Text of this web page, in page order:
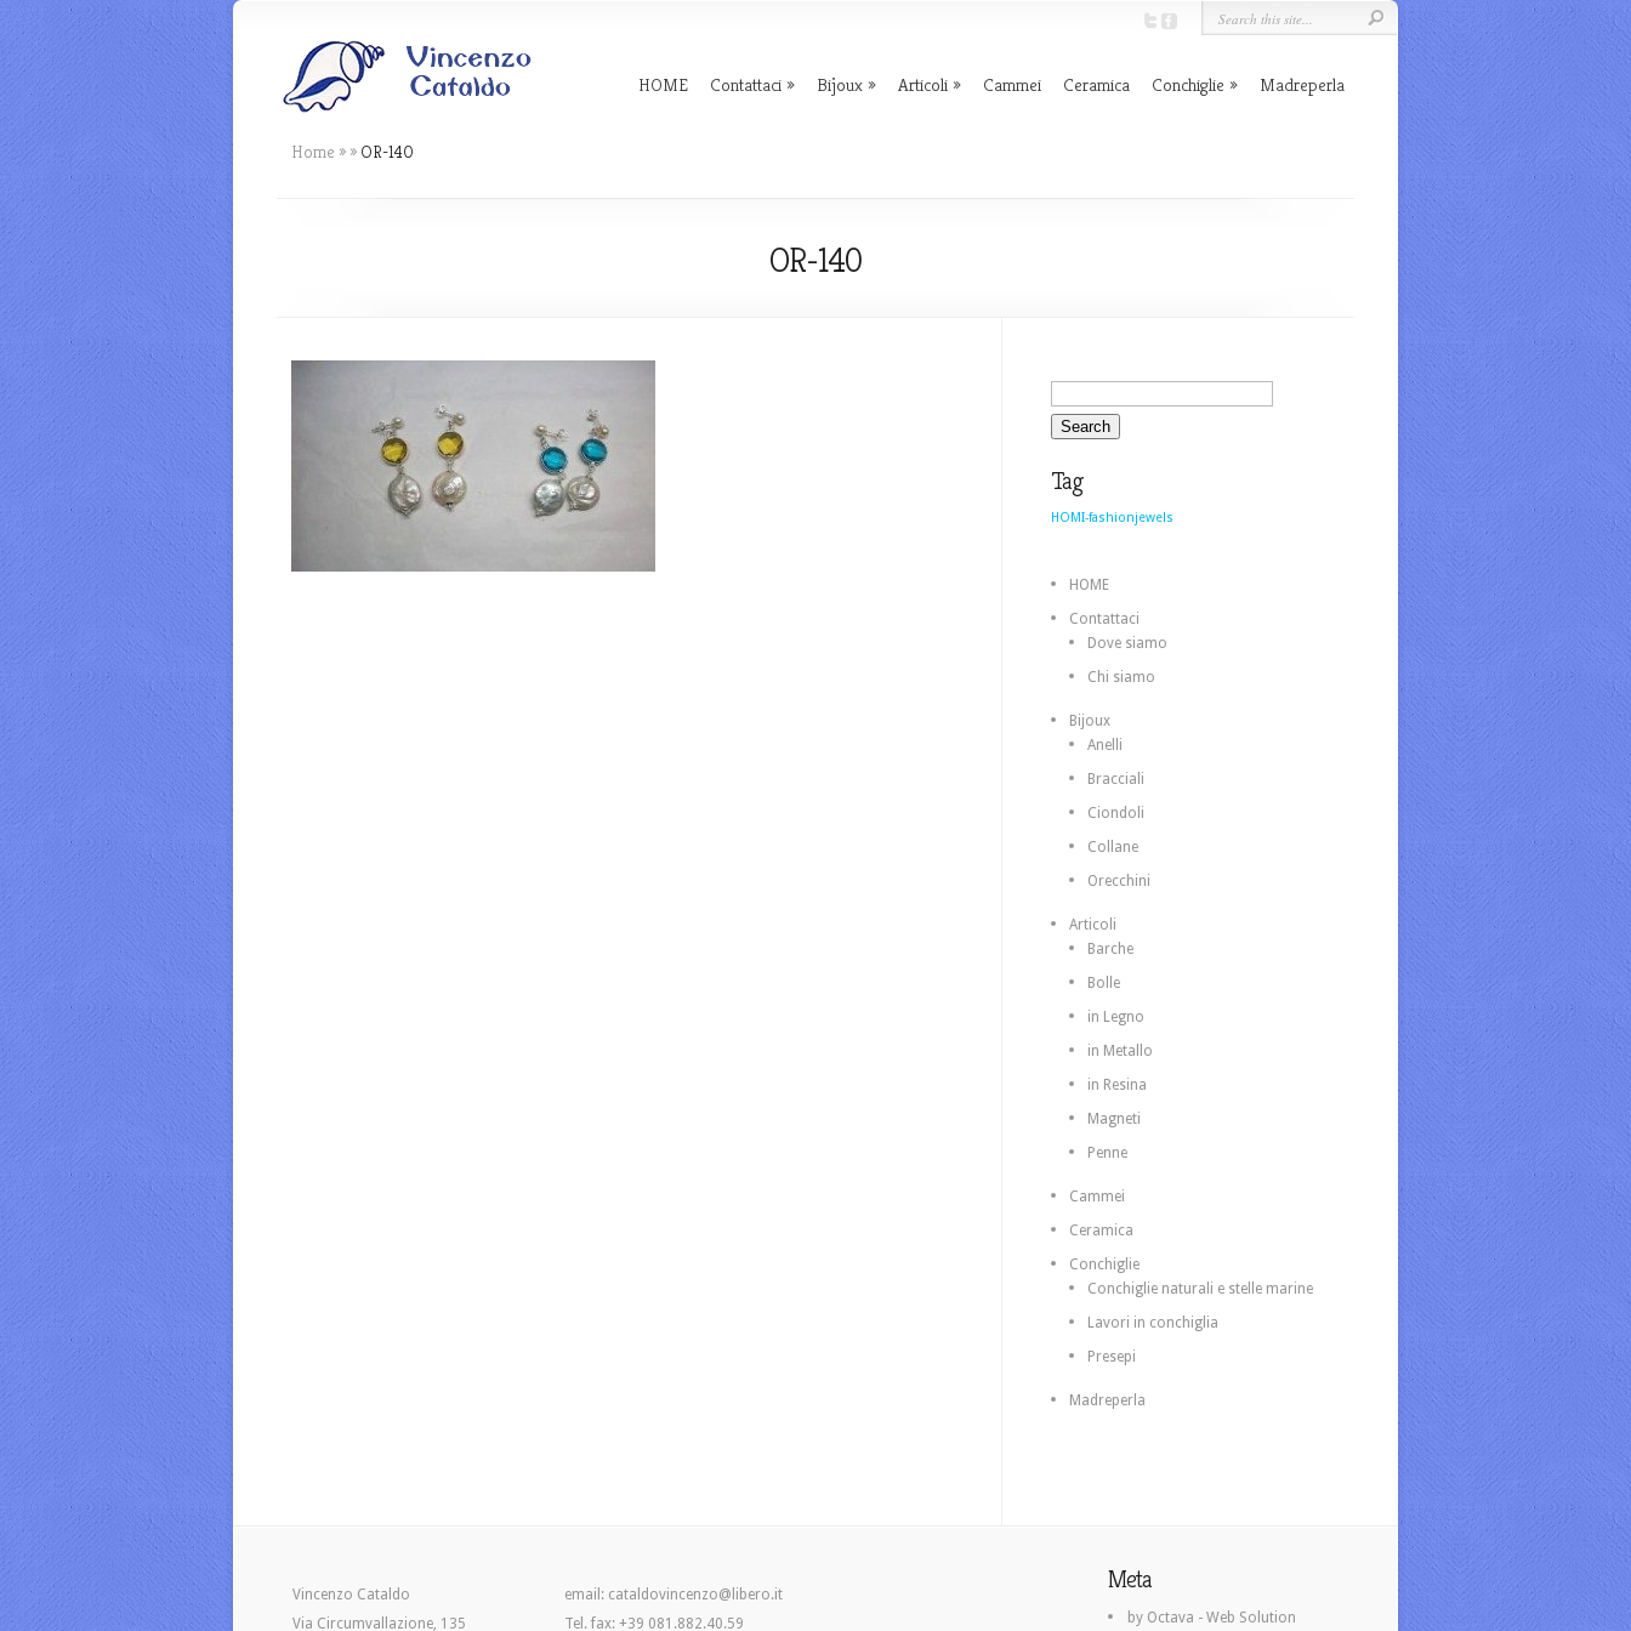
HOME Contattaci Bijoux Articoli Cammei Ceramica Conchiglie Madreperla
Home » » OR-140
OR-140
Tag
HOMI-fashionjewels
HOME
Contattaci
Dove siamo
Chi siamo
Bijoux
Anelli
Bracciali
Ciondoli
Collane
Orecchini
Articoli
Barche
Bolle
in Legno
in Metallo
in Resina
Magneti
Penne
Cammei
Ceramica
Conchiglie
Conchiglie naturali e stelle marine
Lavori in conchiglia
Presepi
Madreperla
Vincenzo Cataldo
Via Circumvallazione, 135
email: cataldovincenzo@libero.it
Tel. fax: +39 081.882.40.59
Meta
by Octava - Web Solution